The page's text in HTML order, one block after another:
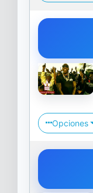
Opciones